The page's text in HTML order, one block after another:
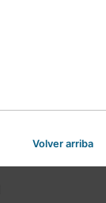
Volver arriba